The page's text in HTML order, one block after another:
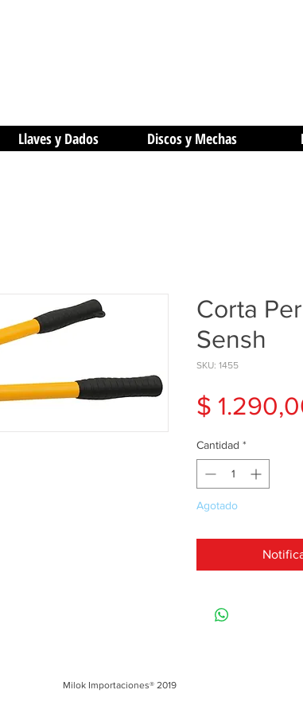
Llaves y Dados Discos y Mechas
Corta
Sensh
SKU: 1455
$
Cantidad *
Agotado
Milok Importaciones® 2019